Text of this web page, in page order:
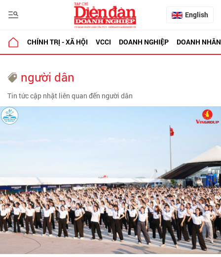
English
CHÍNH TRỊ - XÃ HỘI VCCI DOANH NGHIỆP DOANH NHÂN
người dân
Tin tức cập nhật liên quan đến người dân